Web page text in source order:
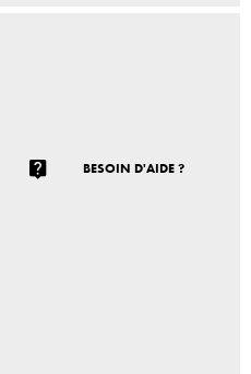
BESOIN D'AIDE ?